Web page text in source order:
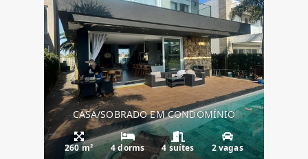
CASA/SOBRADO EM CONDOMÍNIO
260 m² 4 dorms 4 suítes 2 vagas